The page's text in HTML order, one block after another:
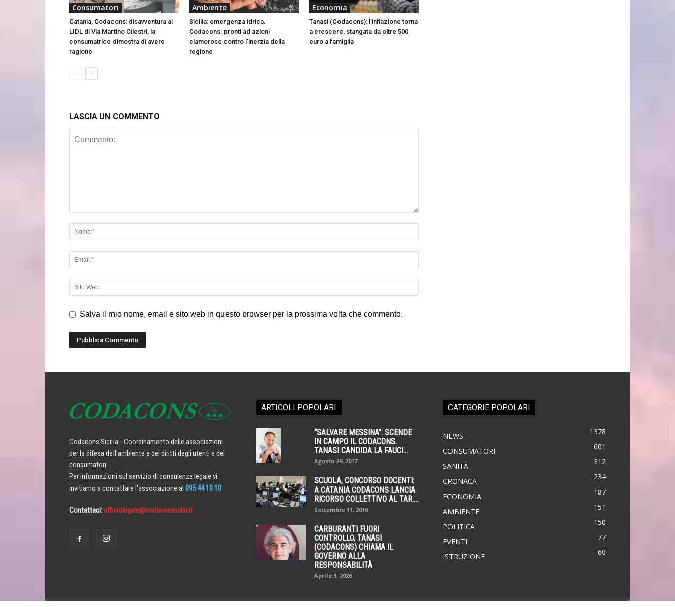
Consumatori
Catania, Codacons: disavventura al
LIDL di Via Martino Cilestri, la
consumatrice dimostra di avere
ragione
Ambiente
Sicilia: emergenza idrica.
Codacons: pronti ad azioni
clamorose contro l’inerzia della
regione
Economia
Tanasi (Codacons): l’inflazione torna
a crescere, stangata da oltre 500
euro a famiglia
LASCIA UN COMMENTO
Salva il mio nome, email e sito web in questo browser per la prossima volta che commento.
Codacons Sicilia - Coordinamento delle associazioni
per la difesa dell'ambiente e dei diritti degli utenti e dei
consumatori
Per informazioni sul servizio di consulenza legale vi
invitiamo a contattare l'associazione al 095 44 10 10
Contattaci:ufficiolegale@codaconsicilia.it
ARTICOLI POPOLARI
“SALVARE MESSINA”: SCENDE
IN CAMPO IL CODACONS.
TANASI CANDIDA LA FAUCI...
Agosto 29, 2017
SCUOLA, CONCORSO DOCENTI:
A CATANIA CODACONS LANCIA
RICORSO COLLETTIVO AL TAR....
Settembre 11, 2016
CARBURANTI FUORI
CONTROLLO, TANASI
(CODACONS) CHIAMA IL
GOVERNO ALLA
RESPONSABILITÀ
Aprile 3, 2026
CATEGORIE POPOLARI
NEWS 1378
CONSUMATORI 601
SANITÀ 312
CRONACA 234
ECONOMIA 187
AMBIENTE 151
POLITICA 150
EVENTI 77
ISTRUZIONE 60